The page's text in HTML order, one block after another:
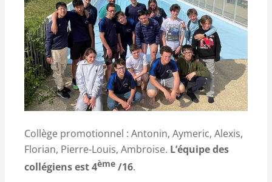
Collège promotionnel : Antonin, Aymeric, Alexis,
Florian, Pierre-Louis, Ambroise. L’équipe des
collégiens est 4ème /16.